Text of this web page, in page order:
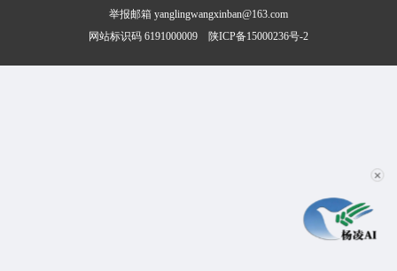
举报邮箱 yanglingwangxinban@163.com
网站标识码 6191000009
陕ICP备15000236号-2
✕